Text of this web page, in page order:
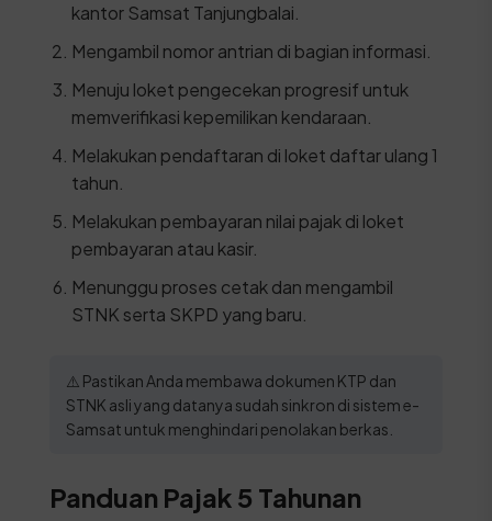
kantor Samsat Tanjungbalai.
Mengambil nomor antrian di bagian informasi.
Menuju loket pengecekan progresif untuk
memverifikasi kepemilikan kendaraan.
Melakukan pendaftaran di loket daftar ulang 1
tahun.
Melakukan pembayaran nilai pajak di loket
pembayaran atau kasir.
Menunggu proses cetak dan mengambil
STNK serta SKPD yang baru.
⚠️ Pastikan Anda membawa dokumen KTP dan
STNK asli yang datanya sudah sinkron di sistem e-
Samsat untuk menghindari penolakan berkas.
Panduan Pajak 5 Tahunan